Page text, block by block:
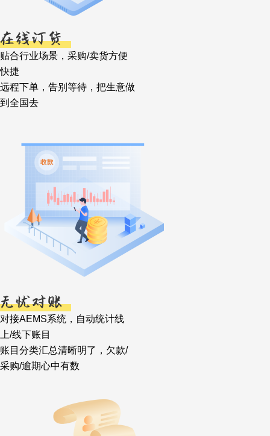
贴合行业场景，采购/卖货方便
快捷
远程下单，告别等待，把生意做
到全国去
对接AEMS系统，自动统计线
上/线下账目
账目分类汇总清晰明了，欠款/
采购/逾期心中有数